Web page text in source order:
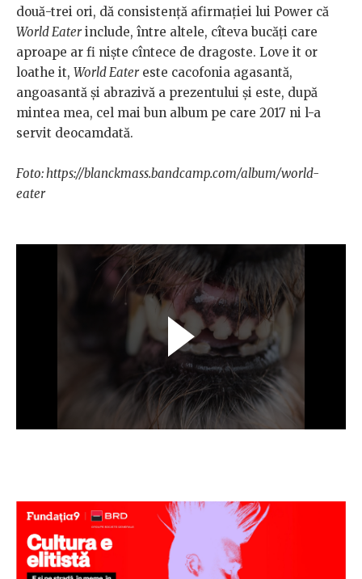
două-trei ori, dă consistență afirmației lui Power că
World Eaterinclude, între altele, cîteva bucăți care
aproape ar fi niște cîntece de dragoste. Love it or
loathe it, World Eatereste cacofonia agasantă,
angoasantă și abrazivă a prezentului și este, după
mintea mea, cel mai bun album pe care 2017 ni l-a
servit deocamdată.
Foto: https://blanckmass.bandcamp.com/album/world-
eater